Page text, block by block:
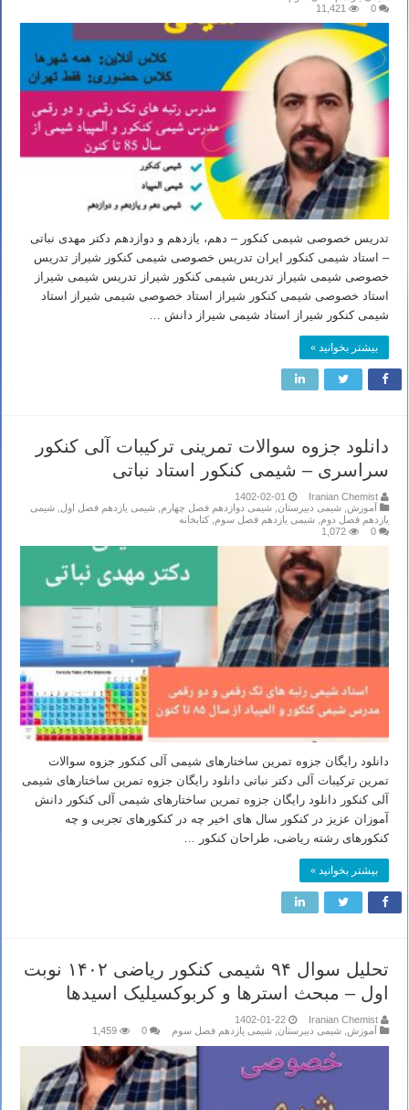
0
11,421
تدریس خصوصی شیمی کنکور – دهم، یازدهم و دوازدهم دکتر مهدی نباتی
– استاد شیمی کنکور ایران تدریس خصوصی شیمی کنکور شیراز تدریس
خصوصی شیمی شیراز تدریس شیمی کنکور شیراز تدریس شیمی شیراز
استاد خصوصی شیمی کنکور شیراز استاد خصوصی شیمی شیراز استاد
شیمی کنکور شیراز استاد شیمی شیراز دانش …
بیشتر بخوانید »
دانلود جزوه سوالات تمرینی ترکیبات آلی کنکور
سراسری – شیمی کنکور استاد نباتی
Iranian Chemist
1402-02-01
آموزش شیمی دبیرستان شیمی دوازدهم فصل چهارم شیمی یازدهم فصل اول شیمی
یازدهم فصل دوم شیمی یازدهم فصل سوم کتابخانه
0
1,072
دانلود رایگان جزوه تمرین ساختارهای شیمی آلی کنکور جزوه سوالات
تمرین ترکیبات آلی دکتر نباتی دانلود رایگان جزوه تمرین ساختارهای شیمی
آلی کنکور دانلود رایگان جزوه تمرین ساختارهای شیمی آلی کنکور دانش
آموزان عزیز در کنکور سال های اخیر چه در کنکورهای تجربی و چه
کنکورهای رشته ریاضی، طراحان کنکور …
بیشتر بخوانید »
تحلیل سوال ۹۴ شیمی کنکور ریاضی ۱۴۰۲ نوبت
اول – مبحث استرها و کربوکسیلیک اسیدها
Iranian Chemist
1402-01-22
آموزش شیمی دبیرستان شیمی یازدهم فصل سوم 0
1,459